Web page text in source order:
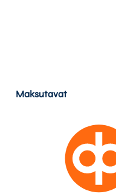
Maksutavat